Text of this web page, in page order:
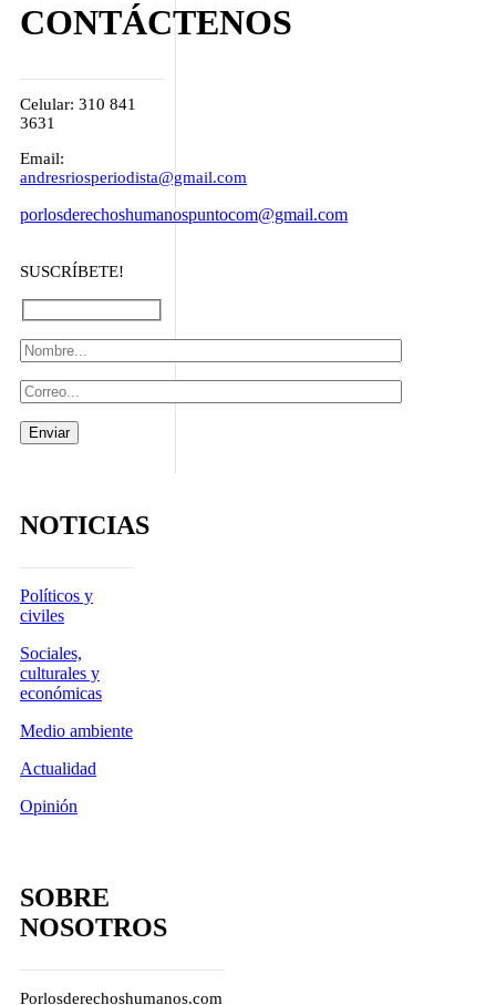
CONTÁCTENOS
Celular: 310 841
3631
Email:
andresriosperiodista@gmail.com
porlosderechoshumanospuntocom@gmail.com
SUSCRÍBETE!
NOTICIAS
Políticos y
civiles
Sociales,
culturales y
económicas
Medio ambiente
Actualidad
Opinión
SOBRE
NOSOTROS
Porlosderechoshumanos.com